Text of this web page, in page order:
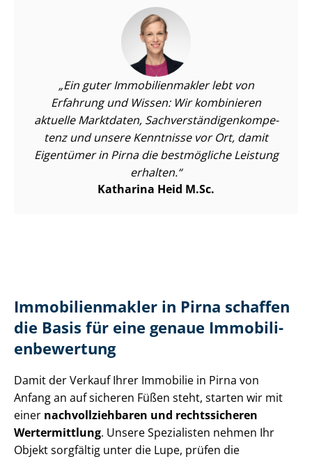
Ein guter Im­mo­bi­li­en­mak­ler lebt von
Erfahrung und Wissen: Wir kombinieren
aktuelle Marktdaten, Sach­ver­stän­di­gen­kom­pe­
tenz und unsere Kenntnisse vor Ort, damit
Eigentümer in Pirna die bestmögliche Leistung
erhalten.
Katharina Heid M.Sc.
Im­mo­bi­li­en­mak­ler in Pirna schaffen
die Basis für eine genaue Im­mo­bi­li­
en­be­wer­tung
Damit der Verkauf Ihrer Immobilie in Pirna von
Anfang an auf sicheren Füßen steht, starten wir mit
einer nach­voll­zieh­ba­ren und rechtssicheren
Wertermittlung. Unsere Spezialisten nehmen Ihr
Objekt sorgfältig unter die Lupe, prüfen die